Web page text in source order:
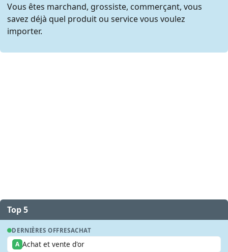
Vous êtes marchand, grossiste, commerçant, vous
savez déjà quel produit ou service vous voulez
importer.
Top 5
DERNIÈRES OFFRESACHAT
A Achat et vente d'or